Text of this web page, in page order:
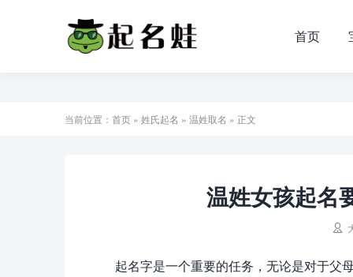
首页
当前位置： 首页 » 姓氏起名 » 温姓取名 » 正文
温姓女孩起名

起名字是一个重要的任务，无论是对于父